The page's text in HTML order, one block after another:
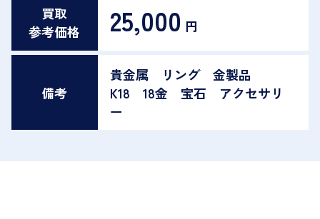
買取
参考価格
25,000 円
備考
貴金属 リング 金製品
K18 18金 宝石 アクセサリ
ー